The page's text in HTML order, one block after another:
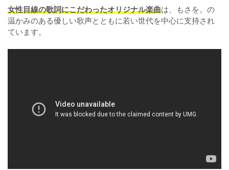
女性目線の歌詞にこだわったオリジナル楽曲は、もさを。の
温かみのある優しい歌声とともに若い世代を中心に支持され
ています。